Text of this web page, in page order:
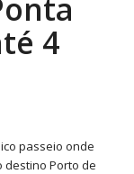
4
passeio onde
destino Porto de